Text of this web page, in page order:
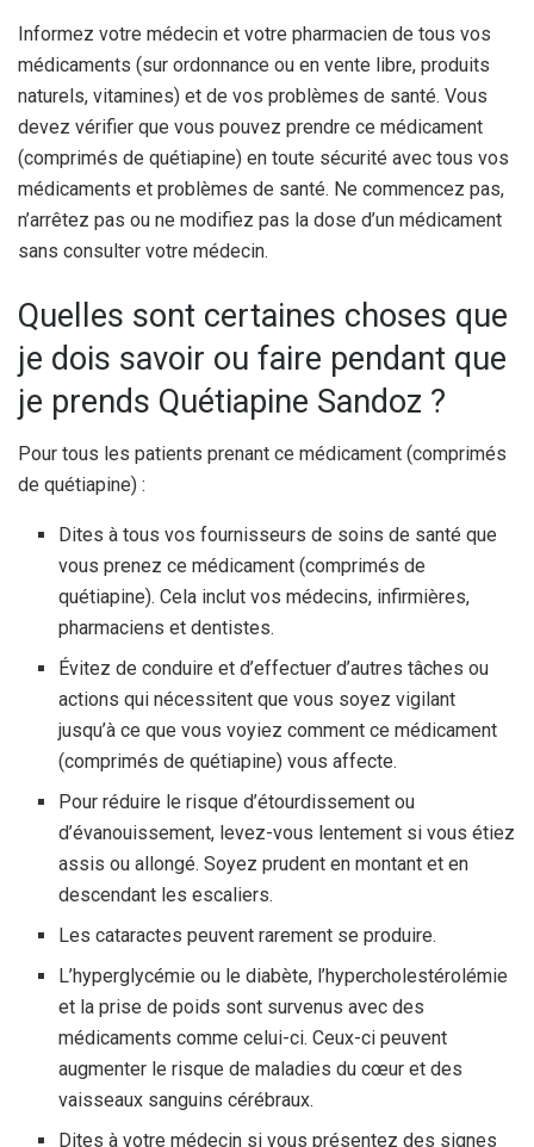
Informez votre médecin et votre pharmacien de tous vos
médicaments (sur ordonnance ou en vente libre, produits
naturels, vitamines) et de vos problèmes de santé. Vous
devez vérifier que vous pouvez prendre ce médicament
(comprimés de quétiapine) en toute sécurité avec tous vos
médicaments et problèmes de santé. Ne commencez pas,
n’arrêtez pas ou ne modifiez pas la dose d’un médicament
sans consulter votre médecin.
Quelles sont certaines choses que
je dois savoir ou faire pendant que
je prends Quétiapine Sandoz ?
Pour tous les patients prenant ce médicament (comprimés
de quétiapine) :
Dites à tous vos fournisseurs de soins de santé que
vous prenez ce médicament (comprimés de
quétiapine). Cela inclut vos médecins, infirmières,
pharmaciens et dentistes.
Évitez de conduire et d’effectuer d’autres tâches ou
actions qui nécessitent que vous soyez vigilant
jusqu’à ce que vous voyiez comment ce médicament
(comprimés de quétiapine) vous affecte.
Pour réduire le risque d’étourdissement ou
d’évanouissement, levez-vous lentement si vous étiez
assis ou allongé. Soyez prudent en montant et en
descendant les escaliers.
Les cataractes peuvent rarement se produire.
L’hyperglycémie ou le diabète, l’hypercholestérolémie
et la prise de poids sont survenus avec des
médicaments comme celui-ci. Ceux-ci peuvent
augmenter le risque de maladies du cœur et des
vaisseaux sanguins cérébraux.
Dites à votre médecin si vous présentez des signes